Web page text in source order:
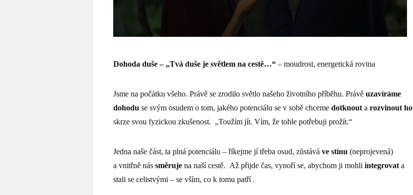
Dohoda duše – „Tvá duše je světlem na cestě…“ – moudrost, energetická rovina
Jsme na počátku všeho. Právě se zrodilo světlo našeho životního příběhu. Právě uzavíráme
dohodu se svým osudem o tom, jakého potenciálu se v sobě chceme dotknouta rozvinout ho
skrze svou fyzickou zkušenost. „Toužím jít. Vím, že tohle potřebuji prožít.“
Jedna naše část, ta plná potenciálu – říkejme jí třeba osud, zůstává ve stínu (neprojevená)
a vnitřně nás směruje na naší cestě. Až přijde čas, vynoří se, abychom ji mohli integrovata
stali se celistvými – se vším, co k tomu patří .